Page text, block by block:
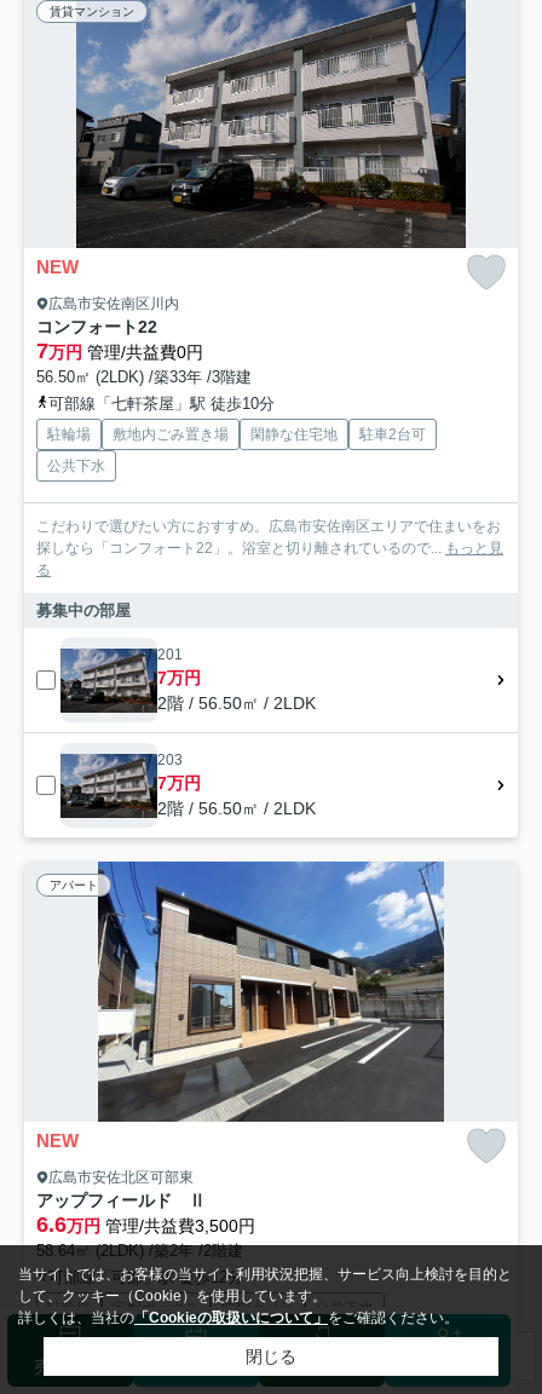
賃貸マンション
NEW
広島市安佐南区川内
コンフォート22
7万円 管理/共益費0円
56.50㎡ (2LDK) /築33年 /3階建
可部線「七軒茶屋」駅 徒歩10分
駐輪場 敷地内ごみ置き場 閑静な住宅地
駐車2台可
公共下水
こだわりで選びたい方におすすめ。広島市安佐南区エリアで住まいをお
探しなら「コンフォート22」。浴室と切り離されているので... もっと見
る
募集中の部屋
201
7万円
2階 / 56.50㎡ / 2LDK
203
7万円
2階 / 56.50㎡ / 2LDK
アパート
NEW
広島市安佐北区可部東
アップフィールド Ⅱ
6.6万円 管理/共益費3,500円
58.64㎡ (2LDK) /築2年 /2階建
可部線「可部」駅 徒歩12分
駐輪場 宅配ボックス 防犯カメラ 公共下水
玄関先まで覗き穴を覗きに行かなくてもインターホン越しに誰が来たの
売却査定 ログイン
当サイトでは、お客様の当サイト利用状況把握、サービス向上検討を目的と
して、クッキー（Cookie）を使用しています。
詳しくは、当社の「Cookieの取扱いについて」をご確認ください。
閉じる